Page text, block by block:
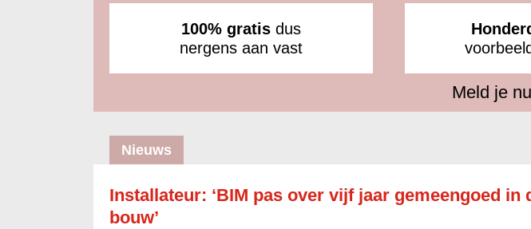
100% gratis dus
nergens aan vast
Meld je nu
Nieuws
Installateur: ‘BIM pas over vijf jaar gemeengoed in
bouw’